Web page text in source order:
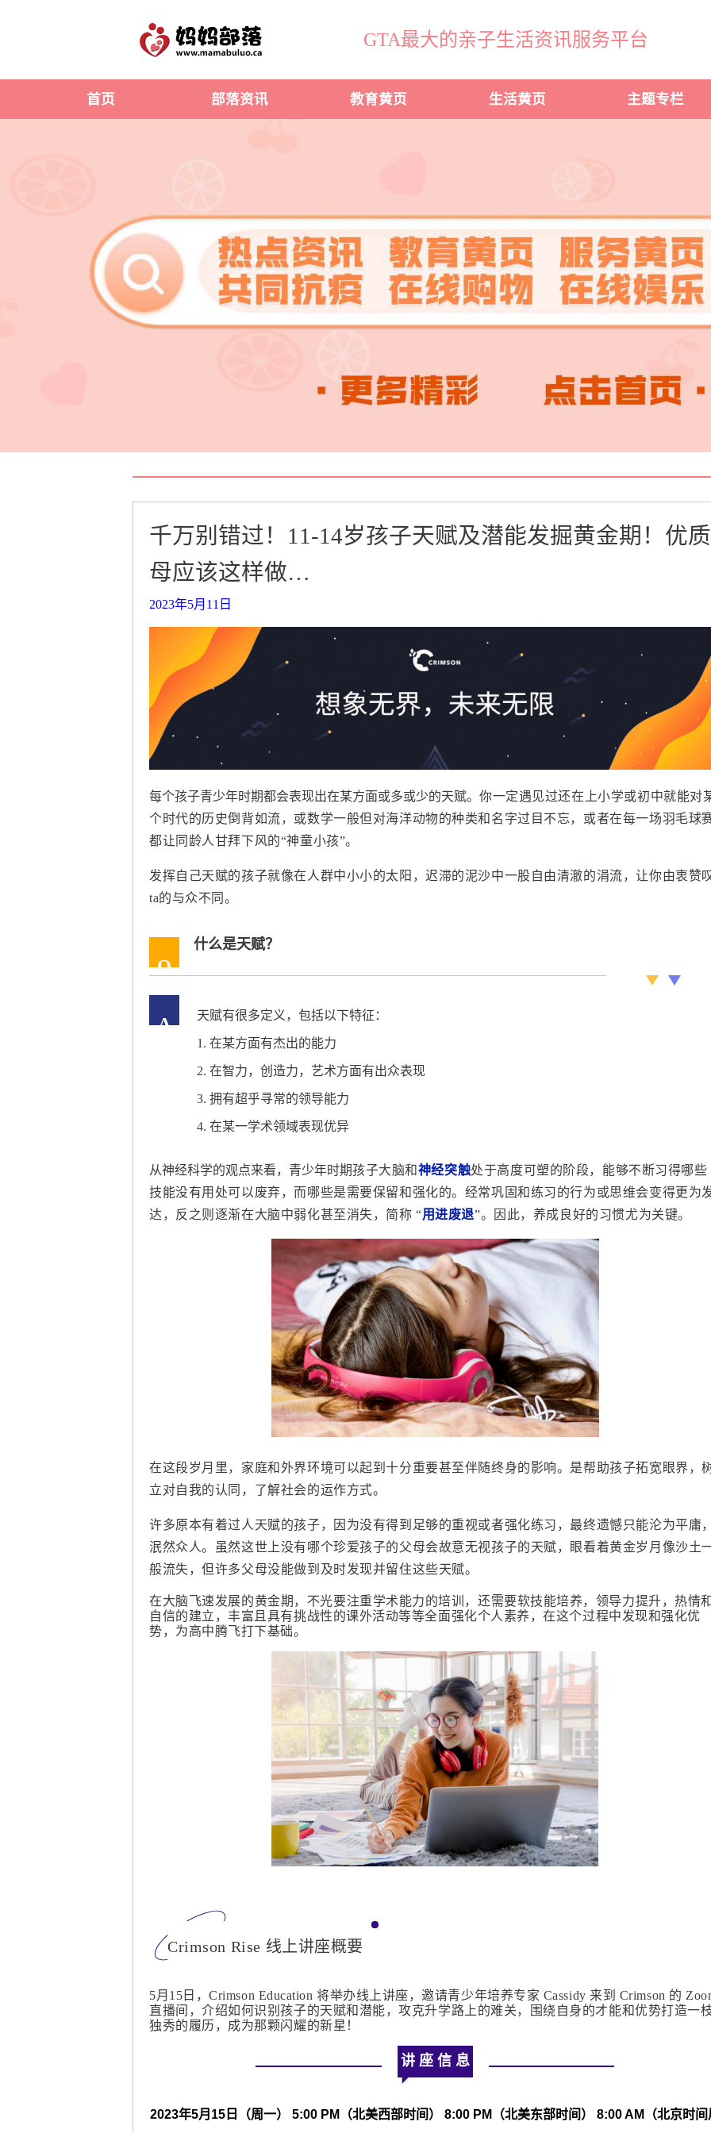
GTA最大的亲子生活资讯服务平台
首页 部落资讯 教育黄页 生活黄页 主题专栏
千万别错过！11-14岁孩子天赋及潜能发掘黄金期！优
母应该这样做…
2023年5月11日
每个孩子青少年时期都会表现出在某方面或多或少的天赋。 你一定遇见过还在上小学或初中就能对
个时代的历史倒背如流，或数学一般但对海洋动物的种类和名字过目不忘，或者在每一场羽毛球
都让同龄人甘拜下风的“神童小孩”。
发挥自己天赋的孩子就像在人群中小小的太阳，迟滞的泥沙中一股自由清澈的涓流，让你由衷赞
ta的与众不同。
Q
什么是天赋？
A 天赋有很多定义，包括以下特征：
1. 在某方面有杰出的能力
2. 在智力，创造力，艺术方面有出众表现
3. 拥有超乎寻常的领导能力
4. 在某一学术领域表现优异
从神经科学的观点来看，青少年时期孩子大脑和神经突触处于高度可塑的阶段，能够不断习得哪些
技能没有用处可以废弃，而哪些是需要保留和强化的。 经常巩固和练习的行为或思维会变得更为
达，反之则 逐渐在大脑中弱化甚至消失，简称 “用进废退”。因此，养成良好的习惯尤为关键。
在这段岁月里，家庭和外界环境可以起到十分重要甚至伴随终身的影响。是帮助孩子拓宽眼界，
立对自我的认同，了解社会的运作方式。
许多原本有着过人天赋的孩子，因为没有得到足够的重视或者强化练习，最终遗憾只能沦为平庸
泯然众人。
虽然这世上没有哪个珍爱孩子的父母会故意无视孩子的天赋，眼看着黄金岁月像沙土
般流失，但许多父母没能做到 及时发现并留住这些天赋。
在大脑飞速发展的黄金期， 不光要注重学术能力的培训，还需要软技能培养，领导力提升，热情
自信的建立，丰富且具有挑战性的课外活动等等全面强化个人素养，在这个过程中发现和强化优
势，为高中腾飞打下基础。
Crimson Rise 线上讲座概要
5月15日，Crimson Education 将举办线上讲座，邀请青少年培养专家 Cassidy 来到 Crimson 的
直播间，介绍如何识别孩子的天赋和潜能，攻克升学路上的难关，围绕自身的才能和优势打造一
独秀的履历，成为那颗闪耀的新星！
讲 座 信 息
2023年5月15日（周一） 5:00 PM（北美西部时间） 8:00 PM（北美东部时间） 8:00 AM（北京时间